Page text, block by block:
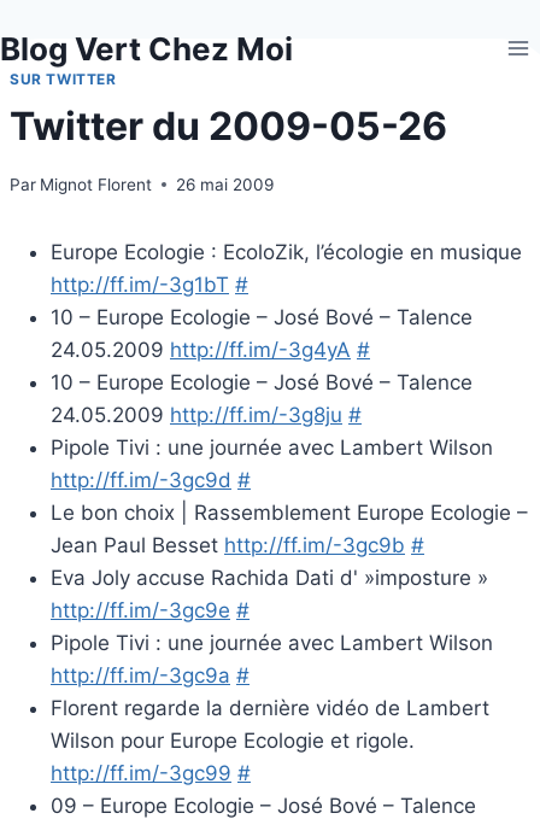
au
contenu
Blog Vert Chez Moi
SUR TWITTER
Twitter du 2009-05-26
Par Mignot Florent 26 mai 2009
Europe Ecologie : EcoloZik, l’écologie en musique
http://ff.im/-3g1bT #
10 – Europe Ecologie – José Bové – Talence
24.05.2009 http://ff.im/-3g4yA #
10 – Europe Ecologie – José Bové – Talence
24.05.2009 http://ff.im/-3g8ju #
Pipole Tivi : une journée avec Lambert Wilson
http://ff.im/-3gc9d #
Le bon choix | Rassemblement Europe Ecologie –
Jean Paul Besset http://ff.im/-3gc9b #
Eva Joly accuse Rachida Dati d' »imposture »
http://ff.im/-3gc9e #
Pipole Tivi : une journée avec Lambert Wilson
http://ff.im/-3gc9a #
Florent regarde la dernière vidéo de Lambert
Wilson pour Europe Ecologie et rigole.
http://ff.im/-3gc99 #
09 – Europe Ecologie – José Bové – Talence